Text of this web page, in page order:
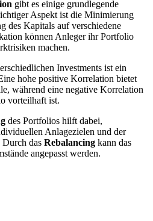
gibt es einige grundlegende
Aspekt ist die Minimierung
des Kapitals auf verschiedene
können Anleger ihr Portfolio
machen.
Investments ist ein
hohe positive Korrelation bietet
während eine negative Korrelation
vorteilhaft ist.
des Portfolios hilft dabei,
Anlagezielen und der
Durch das Rebalancing kann das
angepasst werden.